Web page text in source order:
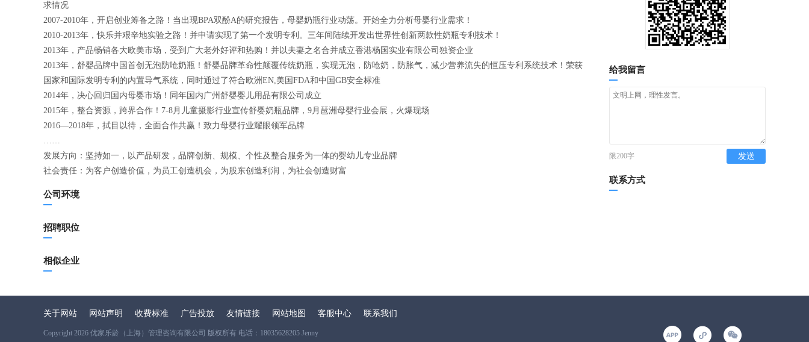
求情况
2007-2010年，开启创业筹备之路！当出现BPA双酚A的研究报告，母婴奶瓶行业动荡。开始全力分析母婴行业需求！
2010-2013年，快乐并艰辛地实验之路！并申请实现了第一个发明专利。三年间陆续开发出世界性创新两款性奶瓶专利技术！
2013年，产品畅销各大欧美市场，受到广大老外好评和热购！并以夫妻之名合并成立香港杨国实业有限公司独资企业
2013年，舒婴品牌中国首创无泡防呛奶瓶！舒婴品牌革命性颠覆传统奶瓶，实现无泡，防呛奶，防胀气，减少营养流失的恒压专利系统技术！荣获
国家和国际发明专利的内置导气系统，同时通过了符合欧洲EN,美国FDA和中国GB安全标准
2014年，决心回归国内母婴市场！同年国内广州舒婴婴儿用品有限公司成立
2015年，整合资源，跨界合作！7-8月儿童摄影行业宣传舒婴奶瓶品牌，9月琶洲母婴行业会展，火爆现场
2016—2018年，拭目以待，全面合作共赢！致力母婴行业耀眼领军品牌
……
发展方向：坚持如一，以产品研发，品牌创新、规模、个性及整合服务为一体的婴幼儿专业品牌
社会责任：为客户创造价值，为员工创造机会，为股东创造利润，为社会创造财富
公司环境
招聘职位
相似企业
给我留言
限200字 发送
联系方式
关于网站 网站声明 收费标准 广告投放 友情链接 网站地图 客服中心 联系我们
Copyright 2026 优家乐龄（上海）管理咨询有限公司 版权所有 电话：18035628205 Jenny